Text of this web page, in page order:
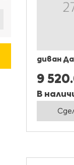
диван
9
В